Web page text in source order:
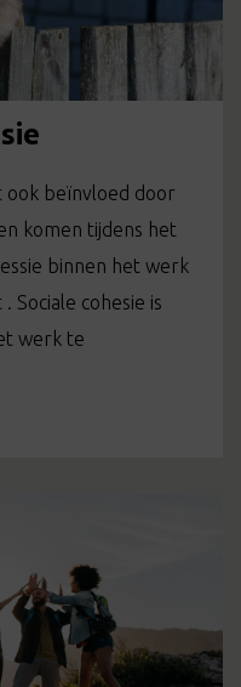
ook beïnvloed door
komen tijdens het
binnen het werk
Sociale cohesie is
werk te